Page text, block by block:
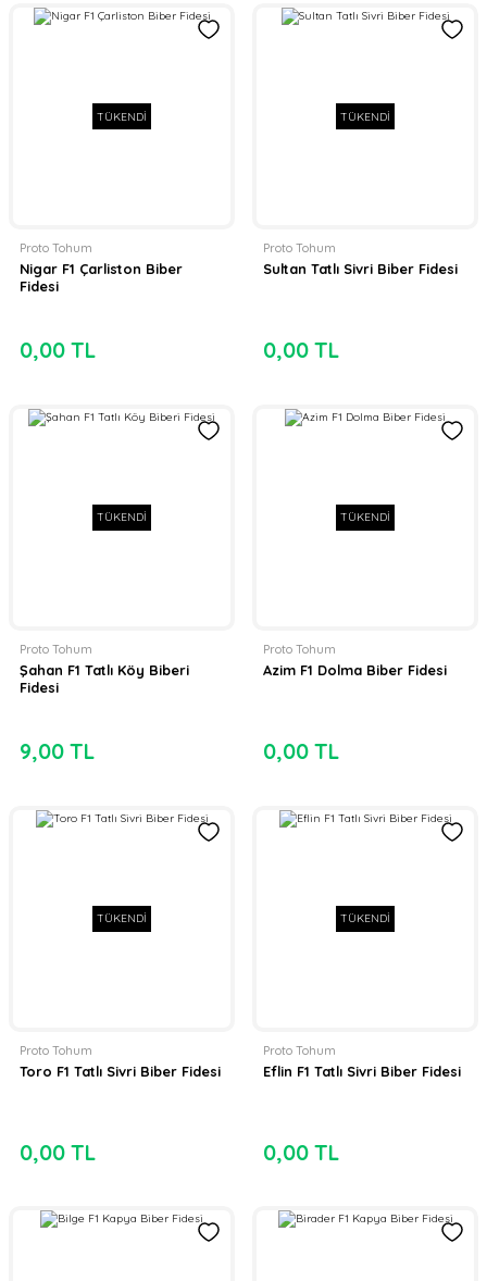
TÜKENDİ
Proto Tohum
Nigar F1 Çarliston Biber
Fidesi
0,00 TL
TÜKENDİ
Proto Tohum
Sultan Tatlı Sivri Biber Fidesi
0,00 TL
TÜKENDİ
Proto Tohum
Şahan F1 Tatlı Köy Biberi
Fidesi
9,00 TL
TÜKENDİ
Proto Tohum
Azim F1 Dolma Biber Fidesi
0,00 TL
TÜKENDİ
Proto Tohum
Toro F1 Tatlı Sivri Biber Fidesi
0,00 TL
TÜKENDİ
Proto Tohum
Eflin F1 Tatlı Sivri Biber Fidesi
0,00 TL